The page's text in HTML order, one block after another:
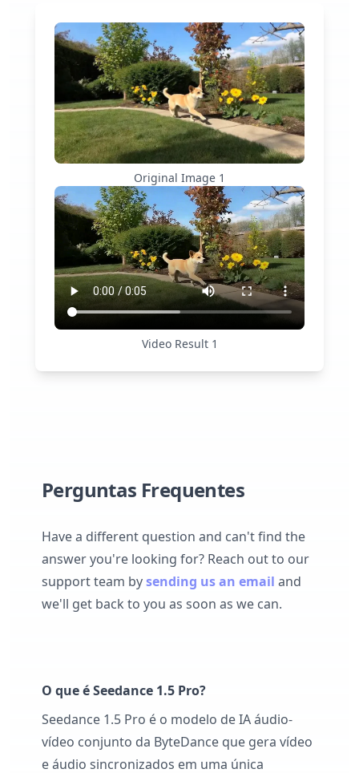
Original Image 1
Video Result 1
Perguntas Frequentes
Have a different question and can't find the
answer you're looking for? Reach out to our
support team bysending us an email and
we'll get back to you as soon as we can.
O que é Seedance 1.5 Pro?
Seedance 1.5 Pro é o modelo de IA áudio-
vídeo conjunto da ByteDance que gera vídeo
e áudio sincronizados em uma única